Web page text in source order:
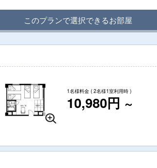
このプランで選択できるお部屋
1名様料金 ( 2名様1室利用時 )
10,980円 ～